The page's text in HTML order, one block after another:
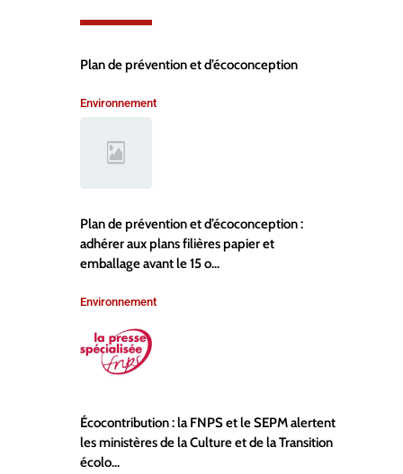
Plan de prévention et d’écoconception
Plan de prévention et d’écoconception :
adhérer aux plans filières papier et
emballage avant le 15 o...
Environnement
Écocontribution : la FNPS et le SEPM alertent
les ministères de la Culture et de la Transition
écolo...
Environnement